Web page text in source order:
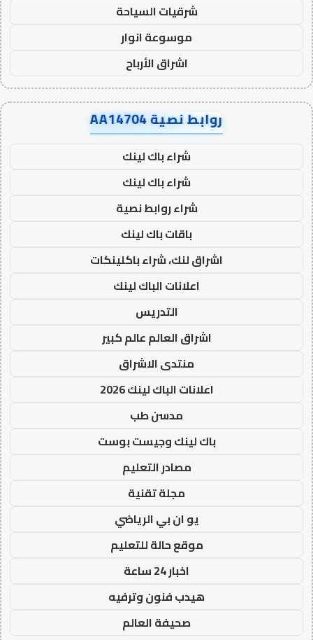
شرقيات السياحة
موسوعة انوار
اشراق الأرباح
روابط نصية AA14704
شراء باك لينك
شراء باك لينك
شراء روابط نصية
باقات باك لينك
اشراق لنك، شراء باكلينكات
اعلانات الباك لينك
التدريس
اشراق العالم عالم كبير
منتدى الاشراق
اعلانات الباك لينك 2026
مدسن طب
باك لينك وجيست بوست
مصادر التعليم
مجلة تقنية
يو ان بي الرياضي
موقع حالة للتعليم
اخبار 24 ساعة
هيدب فنون وترفيه
صحيفة العالم